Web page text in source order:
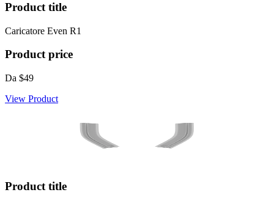
Product title
Caricatore Even R1
Product price
Da $49
View Product
Product title